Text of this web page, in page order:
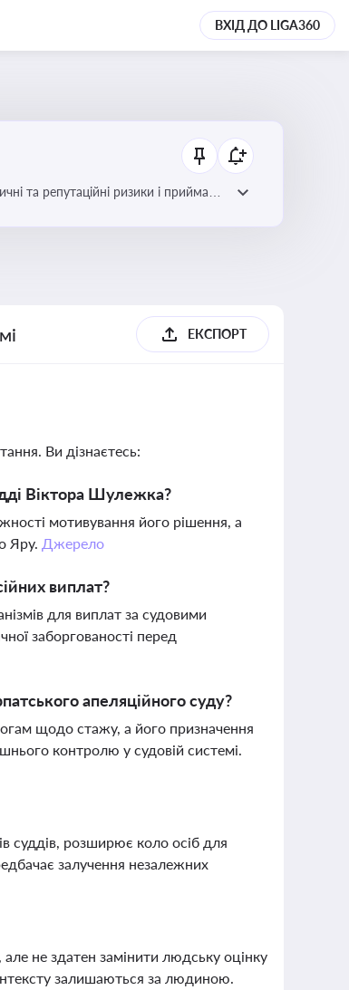
ВХІД ДО LIGA360
та репутаційні ризики і приймати
ЕКСПОРТ
Ви дізнаєтесь:
Віктора Шулежка?
мотивування його рішення, а
Яру. Джерело
виплат?
для виплат за судовими
заборгованості перед
апеляційного суду?
щодо стажу, а його призначення
контролю у судовій системі.
суддів, розширює коло осіб для
залучення незалежних
не здатен замінити людську оцінку
залишаються за людиною.